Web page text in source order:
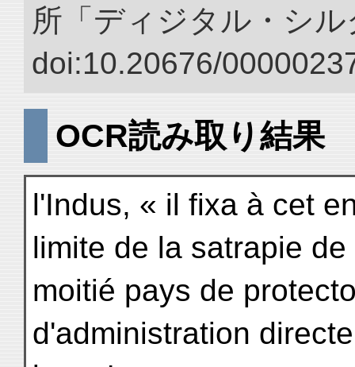
所「ディジタル・シ
doi:10.20676/
OCR読み取り結果
l'Indus, « il fixa à cet
limite de la satrapie
moitié pays de
d'administration